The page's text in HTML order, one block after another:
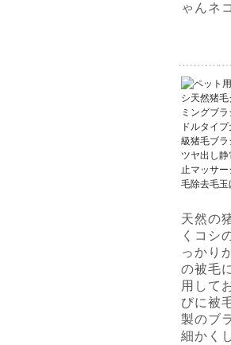
ゃんネ
天然の
くコシ
っかり
の被毛
用して
びに被
製のブ
細かく